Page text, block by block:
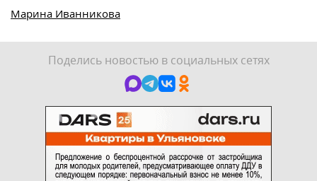
Марина Иванникова
Поделись новостью в социальных сетях